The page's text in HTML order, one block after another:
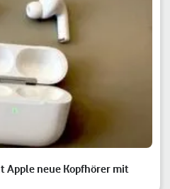
Apple neue Kopfhörer mit